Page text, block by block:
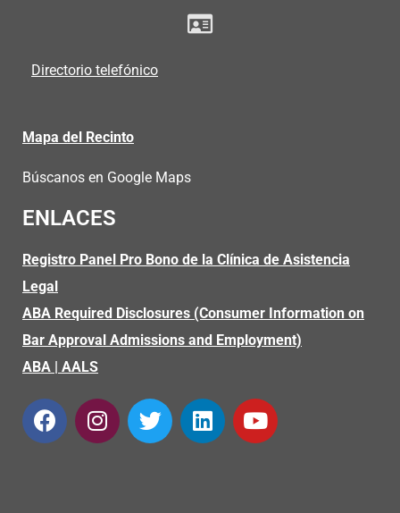
Directorio telefónico
Mapa del Recinto
Búscanos en Google Maps
ENLACES
Registro Panel Pro Bono de la Clínica de Asistencia
Legal
ABA Required Disclosures (Consumer Information on
Bar Approval Admissions and Employment)
ABA | AALS